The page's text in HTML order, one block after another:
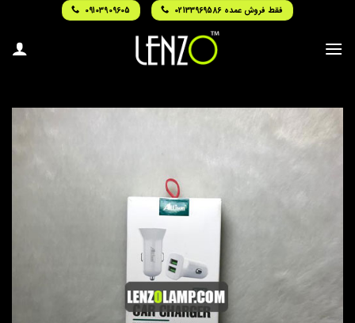
content
فقط فروش عمده 02133969586 09103909605